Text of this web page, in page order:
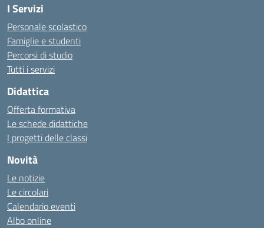
I Servizi
Personale scolastico
Famiglie e studenti
Percorsi di studio
Tutti i servizi
Didattica
Offerta formativa
Le schede didattiche
I progetti delle classi
Novità
Le notizie
Le circolari
Calendario eventi
Albo online